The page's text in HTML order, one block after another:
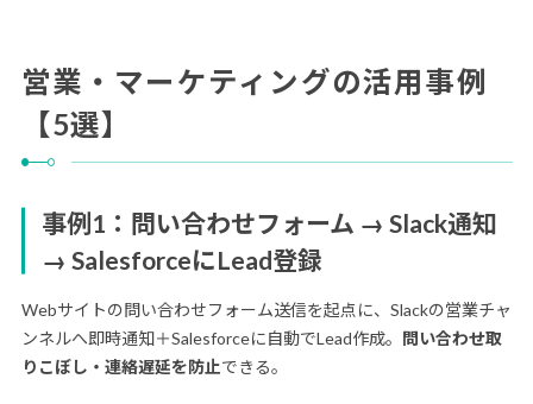
営業・マーケティングの活用事例
【5選】
事例1：問い合わせフォーム → Slack通知
→ SalesforceにLead登録
Webサイトの問い合わせフォーム送信を起点に、Slackの営業チャ
ンネルへ即時通知＋Salesforceに自動でLead作成。 問い合わせ取
りこぼし・連絡遅延を防止できる。